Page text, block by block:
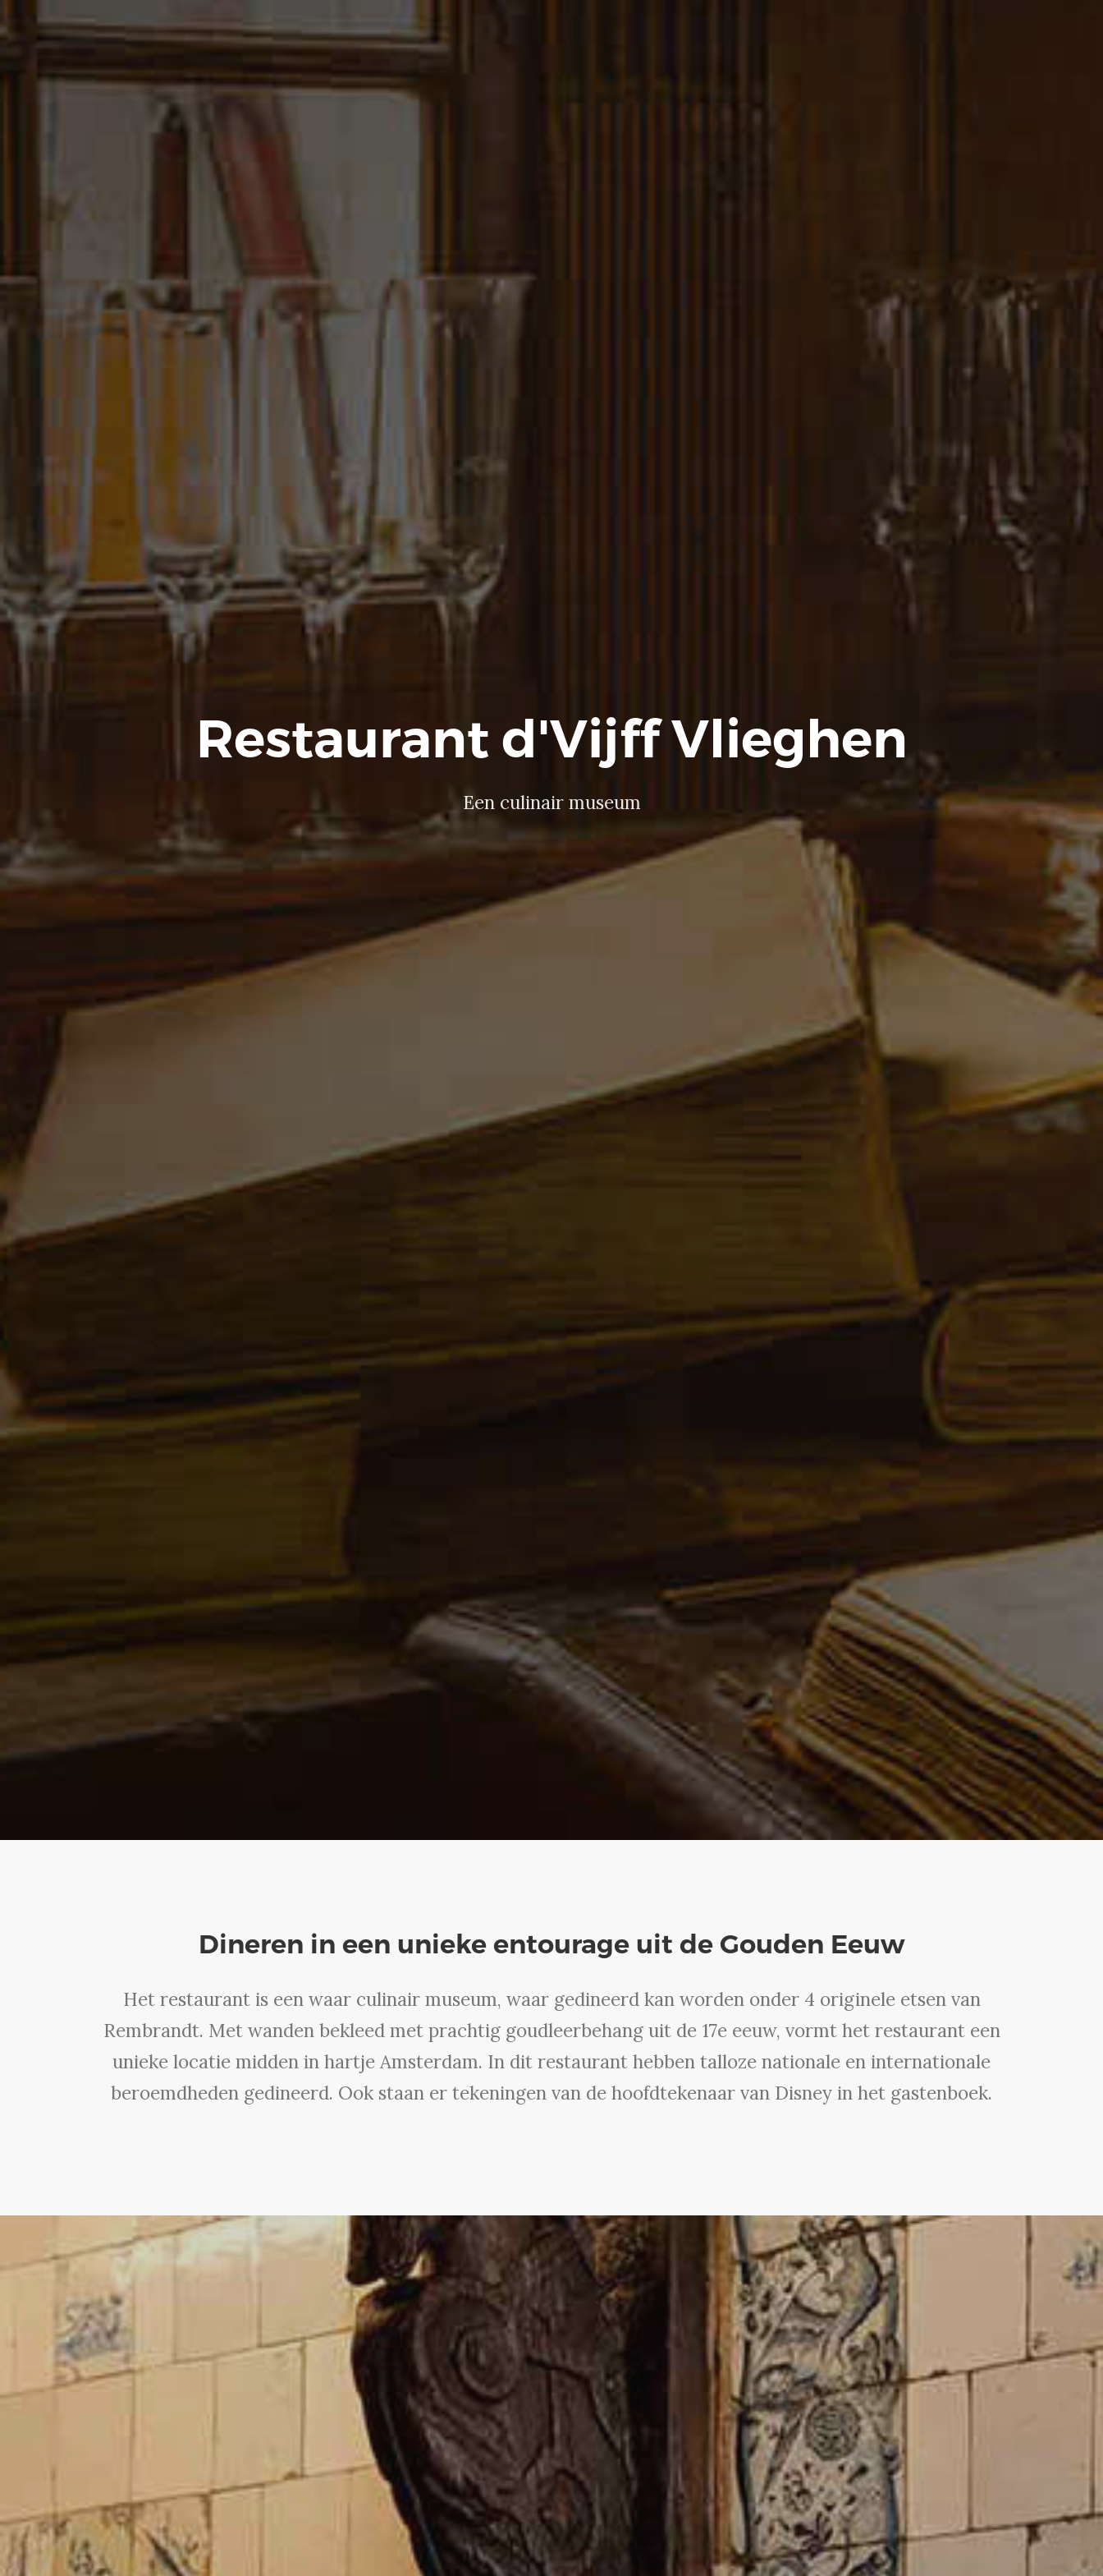
Restaurant d'Vijff Vlieghen
Een culinair museum
Dineren in een unieke entourage uit de Gouden Eeuw
Het restaurant is een waar culinair museum, waar gedineerd kan worden onder 4 originele etsen van
Rembrandt. Met wanden bekleed met prachtig goudleerbehang uit de 17e eeuw, vormt het restaurant een
unieke locatie midden in hartje Amsterdam. In dit restaurant hebben talloze nationale en internationale
beroemdheden gedineerd. Ook staan er tekeningen van de hoofdtekenaar van Disney in het gastenboek.